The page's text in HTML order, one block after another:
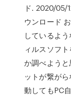
ド. 2020/05/
ウンロード
しているよ
ィルスソフ
か調べよう
ットが繋が
動してもPC